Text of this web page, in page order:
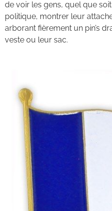
de voir les gens, quel que
politique, montrer leur
arborant fièrement un pin’s
veste ou leur sac.